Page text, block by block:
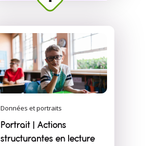
Données et portraits
Portrait | Actions
structurantes en lecture